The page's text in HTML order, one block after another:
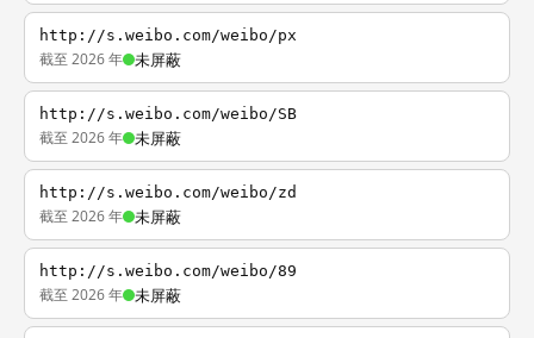
http://s.weibo.com/weibo/px
截至 2026 年 未屏蔽
http://s.weibo.com/weibo/SB
截至 2026 年 未屏蔽
http://s.weibo.com/weibo/zd
截至 2026 年 未屏蔽
http://s.weibo.com/weibo/89
截至 2026 年 未屏蔽